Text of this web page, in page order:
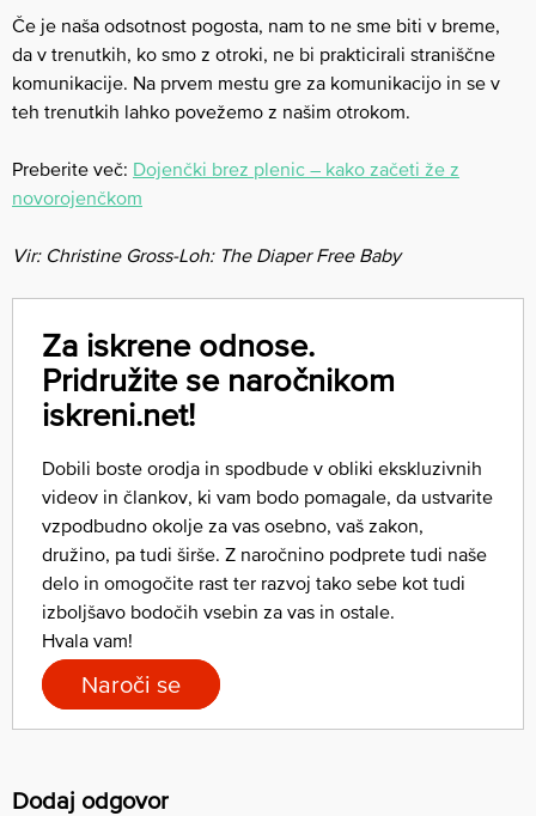
Če je naša odsotnost pogosta, nam to ne sme biti v breme,
da v trenutkih, ko smo z otroki, ne bi prakticirali straniščne
komunikacije. Na prvem mestu gre za komunikacijo in se v
teh trenutkih lahko povežemo z našim otrokom.
Preberite več: Dojenčki brez plenic – kako začeti že z
novorojenčkom
Vir: Christine Gross-Loh: The Diaper Free Baby
Za iskrene odnose.
Pridružite se naročnikom
iskreni.net!
Dobili boste orodja in spodbude v obliki ekskluzivnih
videov in člankov, ki vam bodo pomagale, da ustvarite
vzpodbudno okolje za vas osebno, vaš zakon,
družino, pa tudi širše. Z naročnino podprete tudi naše
delo in omogočite rast ter razvoj tako sebe kot tudi
izboljšavo bodočih vsebin za vas in ostale.
Hvala vam!
Naroči se
Dodaj odgovor